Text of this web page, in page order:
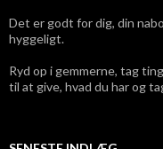
Det er godt for dig, din
hyggeligt.
Ryd op i gemmerne, tag
til at give, hvad du har og